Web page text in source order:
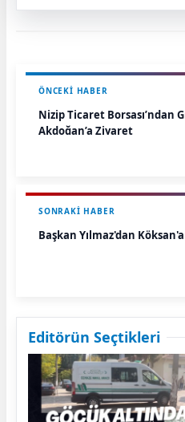
ÖNCEKI HABER
Nizip Ticaret Borsası’ndan
Akdoğan’a Ziyaret
SONRAKI HABER
Başkan Yılmaz'dan
Editörün Seçtikleri